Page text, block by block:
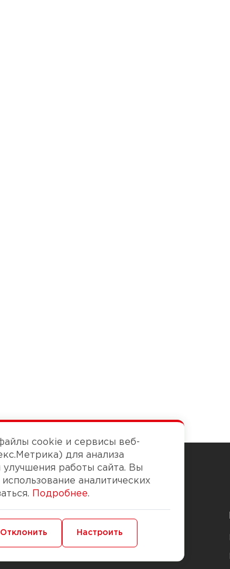
вам легко работалось
Доставка и оплата
cookie и сервисы веб-
для анализа
работы сайта. Вы
аналитических
Подробнее.
Аналитические
Отклонить Настроить